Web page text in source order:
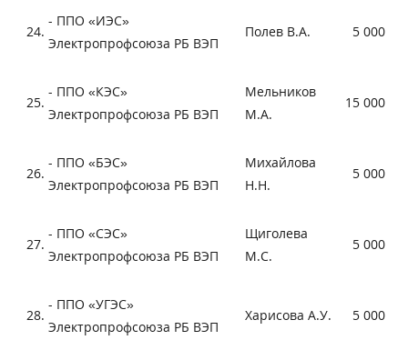
24.
- ППО «ИЭС»
Электропрофсоюза РБ ВЭП
Полев В.А. 5 000
25.
- ППО «КЭС»
Электропрофсоюза РБ ВЭП
Мельников
М.А.
15 000
26.
- ППО «БЭС»
Электропрофсоюза РБ ВЭП
Михайлова
Н.Н.
5 000
27.
- ППО «СЭС»
Электропрофсоюза РБ ВЭП
Щиголева
М.С.
5 000
28.
- ППО «УГЭС»
Электропрофсоюза РБ ВЭП
Харисова А.У. 5 000